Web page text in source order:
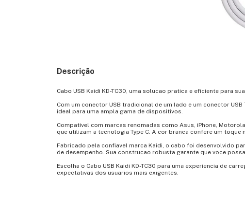
Descrição
Cabo USB Kaidi KD-TC30, uma solucao pratica e eficiente para
Com um conector USB tradicional de um lado e um conector
ideal para uma ampla gama de dispositivos.
Compativel com marcas renomadas como Asus, iPhone,
que utilizam a tecnologia Type C. A cor branca confere um
Fabricado pela confiavel marca Kaidi, o cabo foi desenvolvido
de desempenho. Sua construcao robusta garante que voce
Escolha o Cabo USB Kaidi KD-TC30 para uma experiencia de
expectativas dos usuarios mais exigentes.